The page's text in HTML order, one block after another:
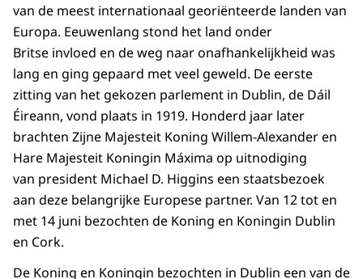
van de meest internationaal georiënteerde landen van
Europa. Eeuwenlang stond het land onder
Britse invloed en de weg naar onafhankelijkheid was
lang en ging gepaard met veel geweld. De eerste
zitting van het gekozen parlement in Dublin, de Dáil
Éireann, vond plaats in 1919. Honderd jaar later
brachten Zijne Majesteit Koning Willem-Alexander en
Hare Majesteit Koningin Máxima op uitnodiging
van president Michael D. Higgins een staatsbezoek
aan deze belangrijke Europese partner. Van 12 tot en
met 14 juni bezochten de Koning en Koningin Dublin
en Cork.
De Koning en Koningin bezochten in Dublin een van de